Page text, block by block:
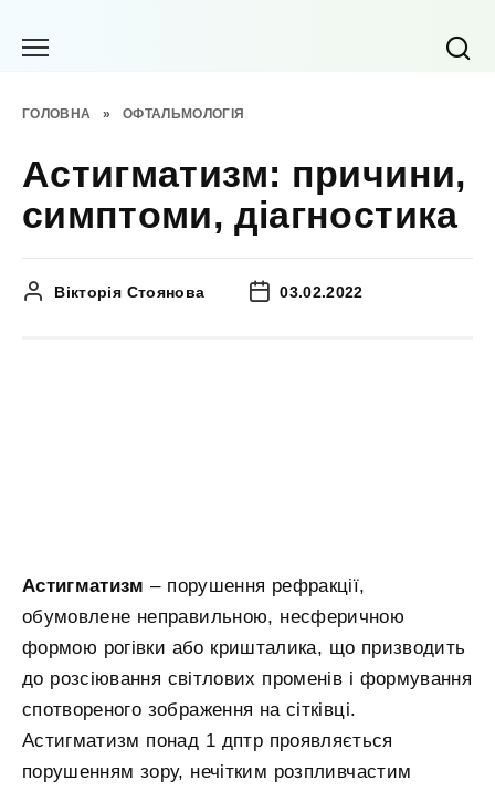
ГОЛОВНА » ОФТАЛЬМОЛОГІЯ
Астигматизм: причини,
симптоми, діагностика
Вікторія Стоянова 03.02.2022
Астигматизм – порушення рефракції,
обумовлене неправильною, несферичною
формою рогівки або кришталика, що призводить
до розсіювання світлових променів і формування
спотвореного зображення на сітківці.
Астигматизм понад 1 дптр проявляється
порушенням зору, нечітким розпливчастим